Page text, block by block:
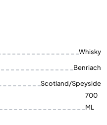
Whisky
Benriach
Scotland/Speyside
700
ML